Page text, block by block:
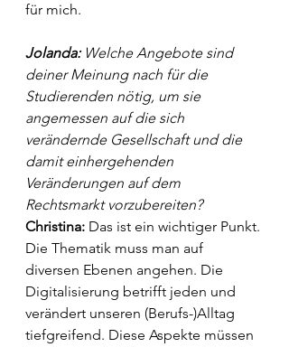
für mich.
Jolanda: Welche Angebote sind
deiner Meinung nach für die
Studierenden nötig, um sie
angemessen auf die sich
verändernde Gesellschaft und die
damit einhergehenden
Veränderungen auf dem
Rechtsmarkt vorzubereiten?
Christina: Das ist ein wichtiger Punkt.
Die Thematik muss man auf
diversen Ebenen angehen. Die
Digitalisierung betrifft jeden und
verändert unseren (Berufs-)Alltag
tiefgreifend. Diese Aspekte müssen